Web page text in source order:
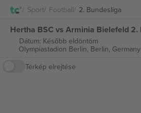
Sport Football 2. Bundesliga
Dátum: Később eldöntöm
Olympiastadion Berlin, Berlin, Germany
Térkép elrejtése